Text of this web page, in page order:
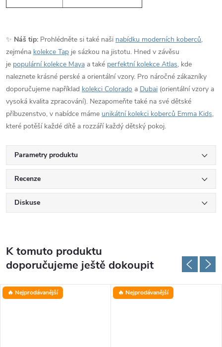
✨ Náš tip: Prohlédněte si také naši nabídku moderních koberců,
zejména kolekce Tap je sázkou na jistotu. Hned v závěsu
je populární kolekce Maya a také perfektní kolekce Atlas, kde
naleznete krásné perské a orientální vzory. Pro náročné zákazníky
doporučujeme například kolekci Colorado a Dubai (orientální vzory a
vysoká kvalita zpracování). Nezapomeňte také na své dětské
příbuzenstvo, v nabídce máme unikátní kolekci koberců Emma Kids,
které potěší každé dítě a rozzáří každý dětský pokoj.
Parametry produktu
Recenze
Diskuse
K tomuto produktu
doporučujeme ještě dokoupit
🔥 Nejprodávanější 🔥 Nejprodávanější